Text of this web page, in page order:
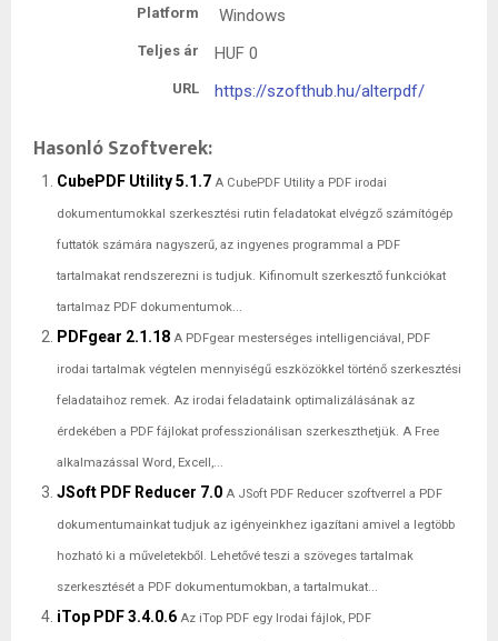
Platform Windows
Teljes ár HUF 0
URL https://szofthub.hu/alterpdf/
Hasonló Szoftverek:
CubePDF Utility 5.1.7 A CubePDF Utility a PDF irodai
dokumentumokkal szerkesztési rutin feladatokat elvégző számítógép
futtatók számára nagyszerű, az ingyenes programmal a PDF
tartalmakat rendszerezni is tudjuk. Kifinomult szerkesztő funkciókat
tartalmaz PDF dokumentumok...
PDFgear 2.1.18 A PDFgear mesterséges intelligenciával, PDF
irodai tartalmak végtelen mennyiségű eszközökkel történő szerkesztési
feladataihoz remek. Az irodai feladataink optimalizálásának az
érdekében a PDF fájlokat professzionálisan szerkeszthetjük. A Free
alkalmazással Word, Excell,...
JSoft PDF Reducer 7.0 A JSoft PDF Reducer szoftverrel a PDF
dokumentumainkat tudjuk az igényeinkhez igazítani amivel a legtöbb
hozható ki a műveletekből. Lehetővé teszi a szöveges tartalmak
szerkesztését a PDF dokumentumokban, a tartalmukat...
iTop PDF 3.4.0.6 Az iTop PDF egy Irodai fájlok, PDF